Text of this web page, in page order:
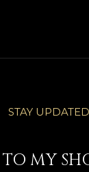
STAY
TO MY